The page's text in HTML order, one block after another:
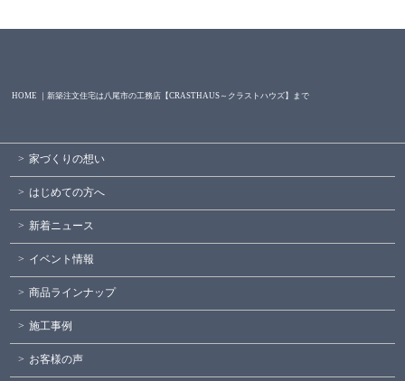
HOME ｜新築注文住宅は八尾市の工務店【CRASTHAUS～クラストハウズ】まで
家づくりの想い
はじめての方へ
新着ニュース
イベント情報
商品ラインナップ
施工事例
お客様の声